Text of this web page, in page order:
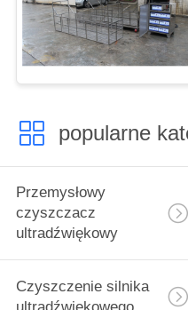
popularne
Przemysłowy
czyszczacz
ultradźwiękowy
Czyszczenie silnika